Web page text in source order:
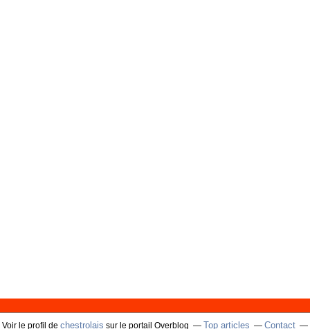
Voir le profil de chestrolais sur le portail Overblog Top articles Contact